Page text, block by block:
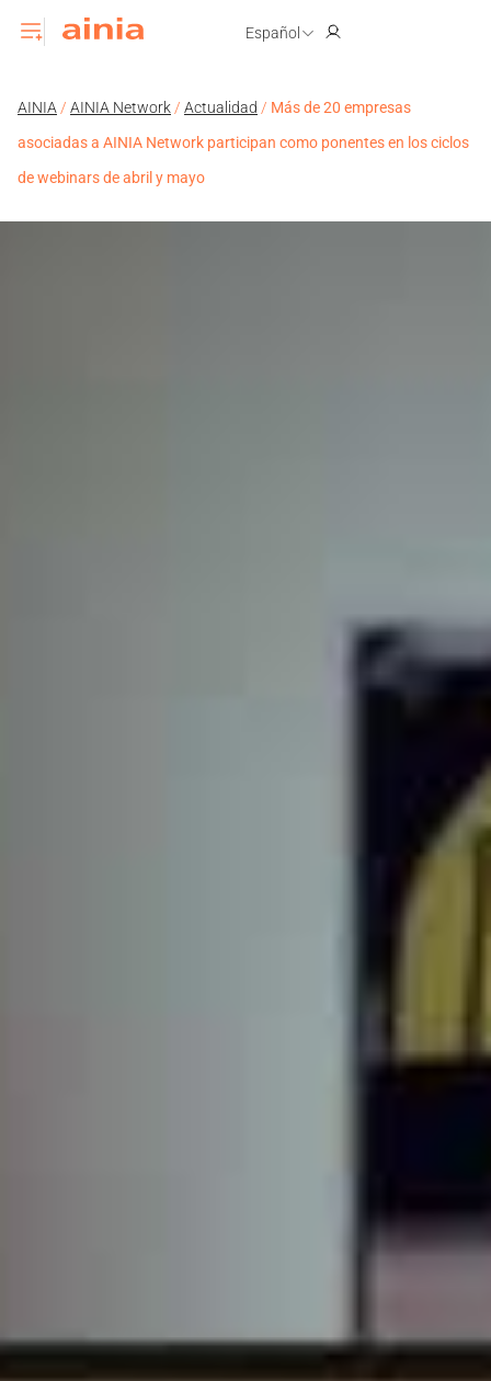
Español
AINIA / AINIA Network / Actualidad / Más de 20 empresas
asociadas a AINIA Network participan como ponentes en los ciclos
de webinars de abril y mayo